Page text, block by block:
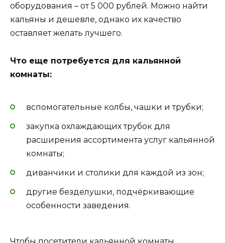
оборудования – от 5 000 рублей. Можно найти
кальяны и дешевле, однако их качество
оставляет желать лучшего.
Что еще потребуется для кальянной
комнаты:
вспомогательные колбы, чашки и трубки;
закупка охлаждающих трубок для
расширения ассортимента услуг кальянной
комнаты;
диванчики и столики для каждой из зон;
другие безделушки, подчёркивающие
особенности заведения.
Чтобы посетители кальянной комнаты